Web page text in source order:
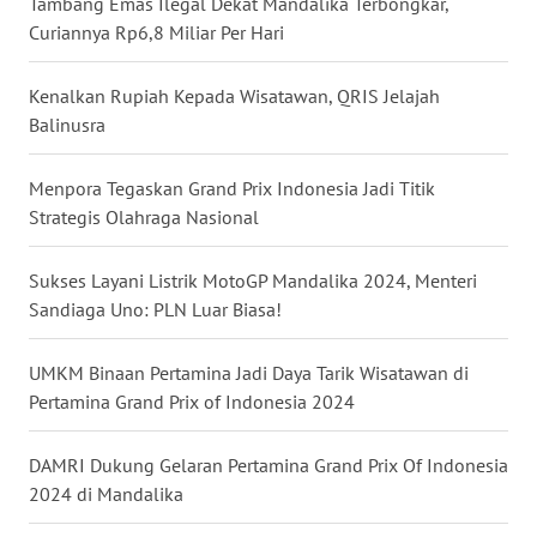
Curiannya Rp6,8 Miliar Per Hari
Kenalkan Rupiah Kepada Wisatawan, QRIS Jelajah
Balinusra
Menpora Tegaskan Grand Prix Indonesia Jadi Titik
Strategis Olahraga Nasional
Sukses Layani Listrik MotoGP Mandalika 2024, Menteri
Sandiaga Uno: PLN Luar Biasa!
UMKM Binaan Pertamina Jadi Daya Tarik Wisatawan di
Pertamina Grand Prix of Indonesia 2024
DAMRI Dukung Gelaran Pertamina Grand Prix Of Indonesia
2024 di Mandalika
WN
WN
WN
KALSEL
WN
KALTIM
WN
SULSEL
WN
GORONTALO